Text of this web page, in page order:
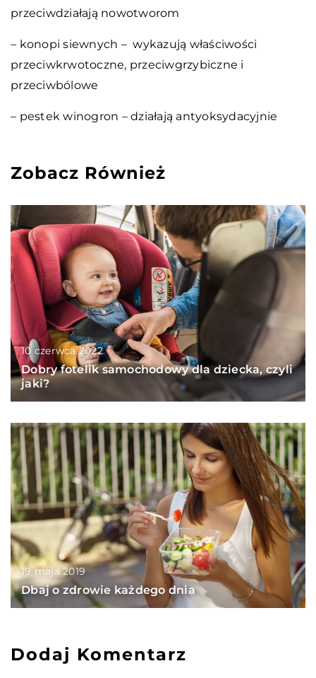
przeciwdziałają nowotworom
– konopi siewnych – wykazują właściwości
przeciwkrwotoczne, przeciwgrzybiczne i
przeciwbólowe
– pestek winogron – działają antyoksydacyjnie
Zobacz Również
10 czerwca 2022
Dobry fotelik samochodowy dla dziecka, czyli
jaki?
19 maja 2019
Dbaj o zdrowie każdego dnia
Dodaj Komentarz